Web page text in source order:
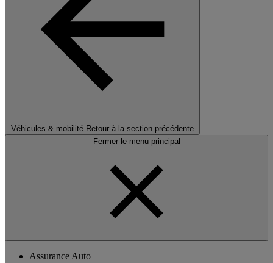
Véhicules & mobilité Retour à la section précédente
Fermer le menu principal
Assurance Auto